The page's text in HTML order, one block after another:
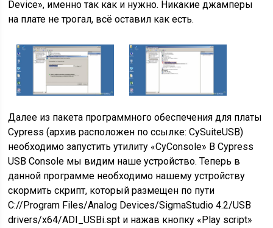
Device», именно так как и нужно. Никакие джамперы
на плате не трогал, всё оставил как есть.
Далее из пакета программного обеспечения для платы
Cypress (архив расположен по ссылке: CySuiteUSB)
необходимо запустить утилиту «CyConsole» В Cypress
USB Console мы видим наше устройство. Теперь в
данной программе необходимо нашему устройству
скормить скрипт, который размещен по пути
C://Program Files/Analog Devices/SigmaStudio 4.2/USB
drivers/x64/ADI_USBi.spt и нажав кнопку «Play script»